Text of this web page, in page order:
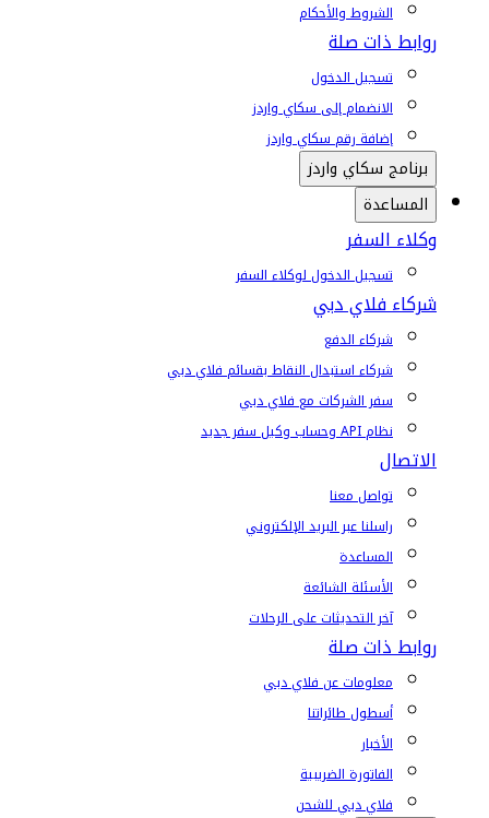
الشروط والأحكام
روابط ذات صلة
تسجيل الدخول
الانضمام إلى سكاي واردز
إضافة رقم سكاي واردز
برنامج سكاي واردز
المساعدة
وكلاء السفر
تسجيل الدخول لوكلاء السفر
شركاء فلاي دبي
شركاء الدفع
شركاء استبدال النقاط بقسائم فلاي دبي
سفر الشركات مع فلاي دبي
نظام API وحساب وكيل سفر جديد
الاتصال
تواصل معنا
راسلنا عبر البريد الإلكتروني
المساعدة
الأسئلة الشائعة
آخر التحديثات على الرحلات
روابط ذات صلة
معلومات عن فلاي دبي
أسطول طائراتنا
الأخبار
الفاتورة الضريبية
فلاي دبي للشحن